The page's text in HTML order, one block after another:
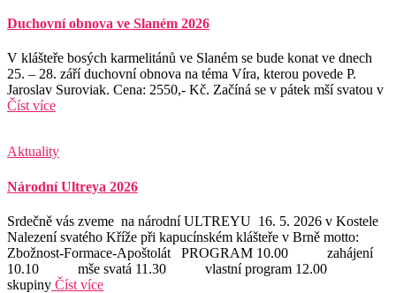
Duchovní obnova ve Slaném 2026
V klášteře bosých karmelitánů ve Slaném se bude konat ve dnech
25. – 28. září duchovní obnova na téma Víra, kterou povede P.
Jaroslav Suroviak. Cena: 2550,- Kč. Začíná se v pátek mší svatou v
Číst více
Aktuality
Národní Ultreya 2026
Srdečně vás zveme na národní ULTREYU 16. 5. 2026 v Kostele
Nalezení svatého Kříže při kapucínském klášteře v Brně motto:
Zbožnost-Formace-Apoštolát PROGRAM 10.00 zahájení
10.10 mše svatá 11.30 vlastní program 12.00
skupiny Číst více